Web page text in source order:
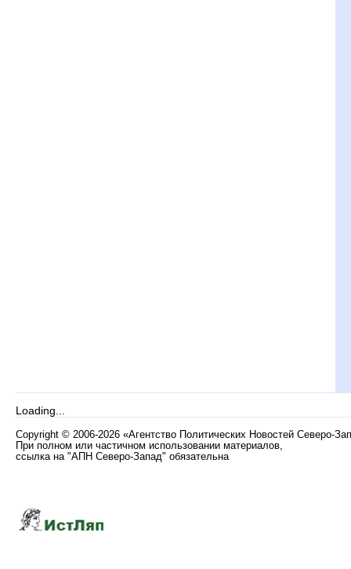
Loading...
Copyright © 2006-2026 «Агентство Политических Новостей Северо-
При полном или частичном использовании материалов,
ссылка на "АПН Северо-Запад" обязательна